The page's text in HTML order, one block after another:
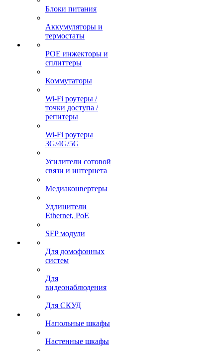
Блоки питания
Аккумуляторы и
термостаты
POE инжекторы и
сплиттеры
Коммутаторы
Wi-Fi роутеры /
точки доступа /
репитеры
Wi-Fi роутеры
3G/4G/5G
Усилители сотовой
связи и интернета
Медиаконвертеры
Удлинители
Ethernet, PoE
SFP модули
Для домофонных
систем
Для
видеонаблюдения
Для СКУД
Напольные шкафы
Настенные шкафы